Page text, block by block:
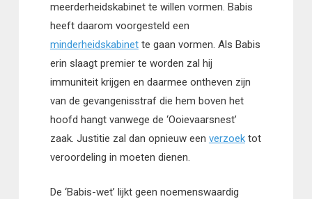
meerderheidskabinet te willen vormen. Babis
heeft daarom voorgesteld een
minderheidskabinette gaan vormen. Als Babis
erin slaagt premier te worden zal hij
immuniteit krijgen en daarmee ontheven zijn
van de gevangenisstraf die hem boven het
hoofd hangt vanwege de ‘Ooievaarsnest’
zaak. Justitie zal dan opnieuw een verzoektot
veroordeling in moeten dienen.
De ‘Babis-wet’ lijkt geen noemenswaardig